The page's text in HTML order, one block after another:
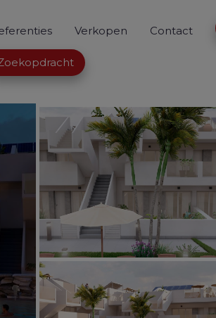
Verkopen Contact